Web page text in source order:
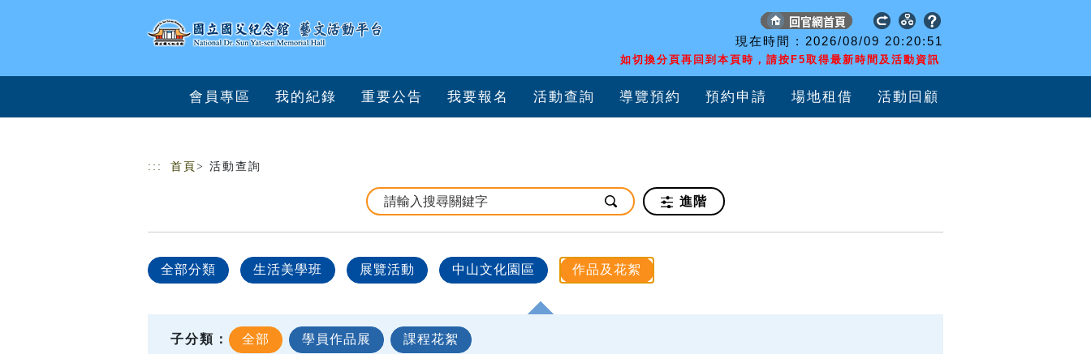
現在時間 : 2026/08/09 20:20:51
如切換分頁再回到本頁時，請按F5取得最新時間及活動資訊
會員專區 我的紀錄 重要公告 我要報名 活動查詢 導覽預約 預約申請 場地租借 活動回顧
::: 首頁 > 活動查詢
進階
全部分類 生活美學班 展覽活動 中山文化園區 作品及花絮
子分類： 全部 學員作品展 課程花絮